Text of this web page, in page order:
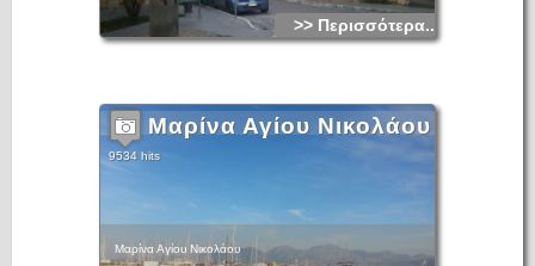
>> Περισσότερα...
Μαρίνα Αγίου Νικολάου
9534 hits
Μαρίνα Αγίου Νικολάου